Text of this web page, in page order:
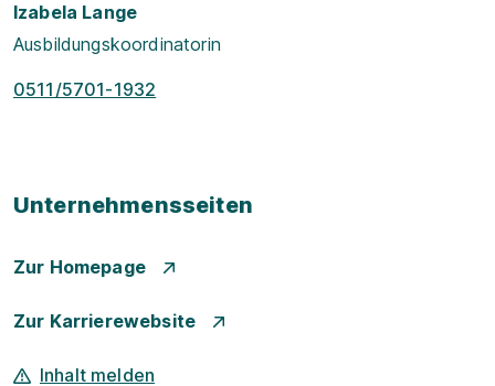
Izabela Lange
Ausbildungskoordinatorin
0511/5701-1932
Unternehmensseiten
Zur Homepage
Zur Karrierewebsite
Inhalt melden